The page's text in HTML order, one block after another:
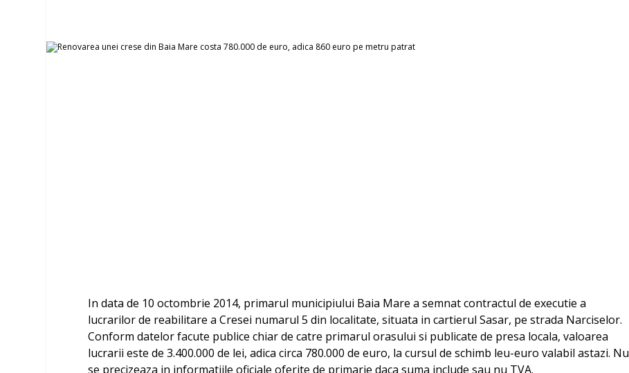
In data de 10 octombrie 2014, primarul municipiului Baia Mare a semnat contractul de executie a
lucrarilor de reabilitare a Cresei numarul 5 din localitate, situata in cartierul Sasar, pe strada Narciselor.
Conform datelor facute publice chiar de catre primarul orasului si publicate de presa locala, valoarea
lucrarii este de 3.400.000 de lei, adica circa 780.000 de euro, la cursul de schimb leu-euro valabil astazi. Nu
se precizeaza in informatiile oficiale oferite de primarie daca suma include sau nu TVA.